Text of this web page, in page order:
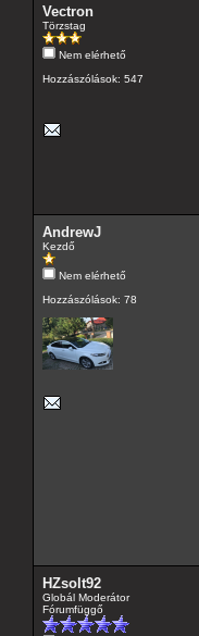
Vectron
Törzstag
Nem elérhető
Hozzászólások: 547
AndrewJ
Kezdő
Nem elérhető
Hozzászólások: 78
HZsolt92
Globál Moderátor
Fórumfüggő